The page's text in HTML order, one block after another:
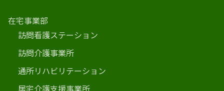
在宅事業部
訪問看護ステーション
訪問介護事業所
通所リハビリテーション
居宅介護支援事業所